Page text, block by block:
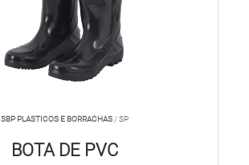
SBP PLASTICOS E BORRACHAS/ SP
BOTA DE PVC